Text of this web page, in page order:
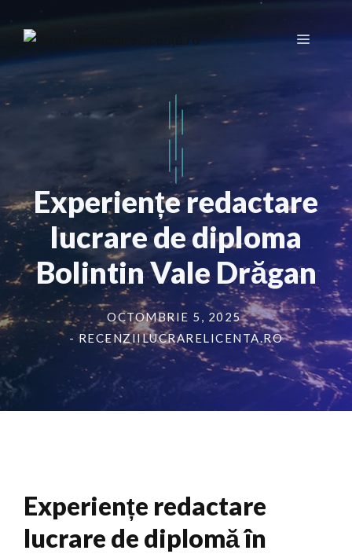
conținut
Meniu
Experiențe redactare
lucrare de diploma
Bolintin Vale Drăgan
OCTOMBRIE 5, 2025
- RECENZIILUCRARELICENTA.RO
Experiențe redactare
lucrare de diplomă în